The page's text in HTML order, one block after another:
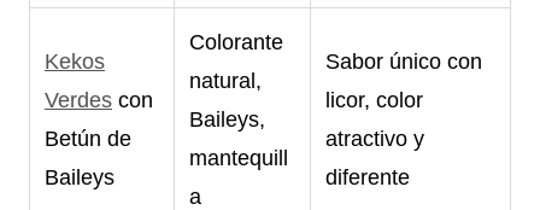
Kekos
Verdes con
Betún de
Baileys
Colorante
natural,
Baileys,
mantequill
a
Sabor único con
licor, color
atractivo y
diferente